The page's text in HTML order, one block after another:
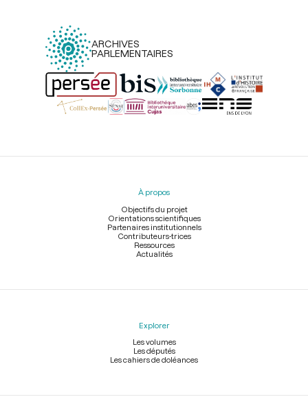
ARCHIVES
PARLEMENTAIRES
Menu
À propos
Objectifs du projet
Orientations scientifiques
Partenaires institutionnels
Contributeurs-trices
Ressources
Actualités
Explorer
Les volumes
Les députés
Les cahiers de doléances